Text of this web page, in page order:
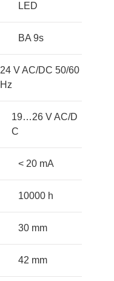
LED
BA 9s
24 V AC/DC 50/60
Hz
19…26 V AC/D
C
< 20 mA
10000 h
30 mm
42 mm